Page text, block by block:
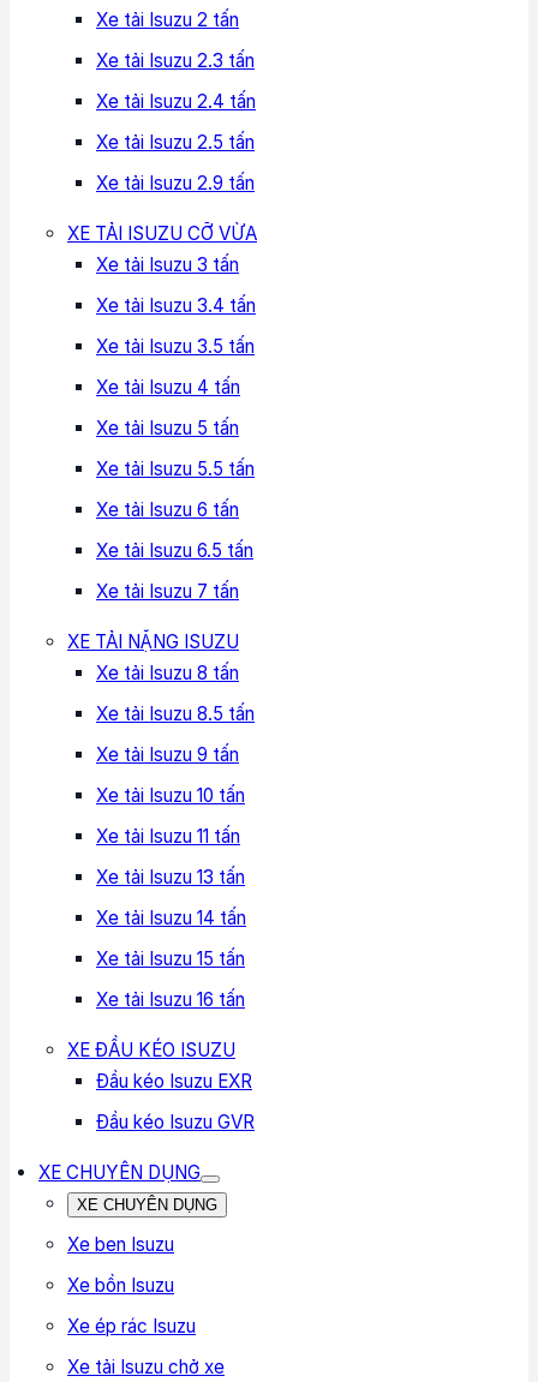
Xe tải Isuzu 2 tấn
Xe tải Isuzu 2.3 tấn
Xe tải Isuzu 2.4 tấn
Xe tải Isuzu 2.5 tấn
Xe tải Isuzu 2.9 tấn
XE TẢI ISUZU CỠ VỪA
Xe tải Isuzu 3 tấn
Xe tải Isuzu 3.4 tấn
Xe tải Isuzu 3.5 tấn
Xe tải Isuzu 4 tấn
Xe tải Isuzu 5 tấn
Xe tải Isuzu 5.5 tấn
Xe tải Isuzu 6 tấn
Xe tải Isuzu 6.5 tấn
Xe tải Isuzu 7 tấn
XE TẢI NẶNG ISUZU
Xe tải Isuzu 8 tấn
Xe tải Isuzu 8.5 tấn
Xe tải Isuzu 9 tấn
Xe tải Isuzu 10 tấn
Xe tải Isuzu 11 tấn
Xe tải Isuzu 13 tấn
Xe tải Isuzu 14 tấn
Xe tải Isuzu 15 tấn
Xe tải Isuzu 16 tấn
XE ĐẦU KÉO ISUZU
Đầu kéo Isuzu EXR
Đầu kéo Isuzu GVR
XE CHUYÊN DỤNG
XE CHUYÊN DỤNG
Xe ben Isuzu
Xe bồn Isuzu
Xe ép rác Isuzu
Xe tải Isuzu chở xe